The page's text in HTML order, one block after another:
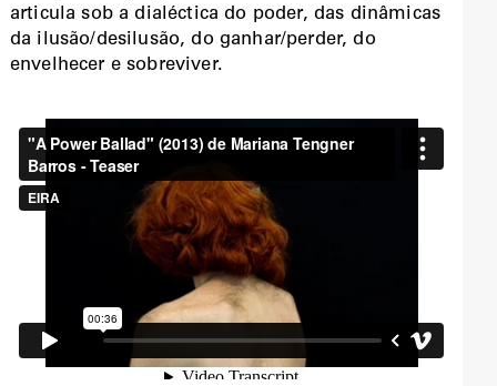
articula sob a dialéctica do poder, das dinâmicas
da ilusão/desilusão, do ganhar/perder, do
envelhecer e sobreviver.